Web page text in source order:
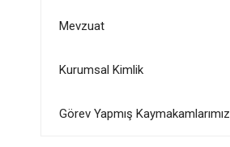
Mevzuat
Kurumsal Kimlik
Görev Yapmış Kaymakamlarımız